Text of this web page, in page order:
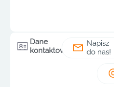
Dane
kontaktowe
Napisz
do nas!